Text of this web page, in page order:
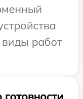
работ